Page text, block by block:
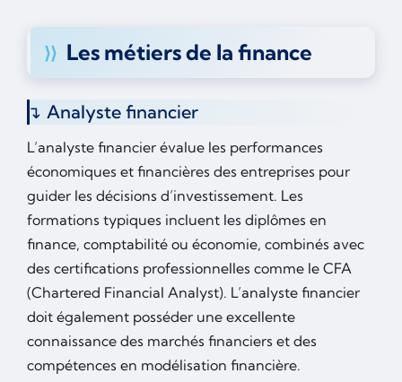
Les métiers de la finance
Analyste financier
L’analyste financier évalue les performances
économiques et financières des entreprises pour
guider les décisions d’investissement. Les
formations typiques incluent les diplômes en
finance, comptabilité ou économie, combinés avec
des certifications professionnelles comme le CFA
(Chartered Financial Analyst). L’analyste financier
doit également posséder une excellente
connaissance des marchés financiers et des
compétences en modélisation financière.